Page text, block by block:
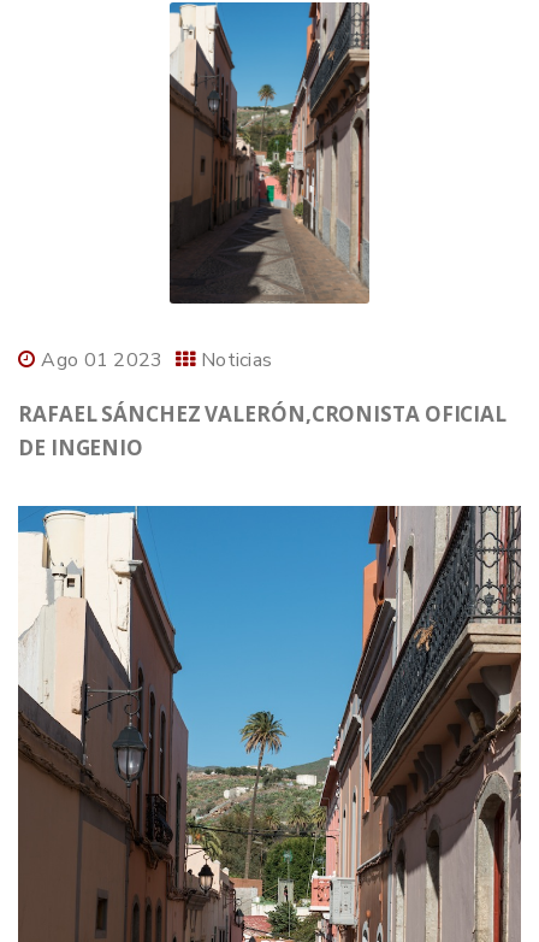
Ago 01 2023 Noticias
RAFAEL SÁNCHEZ VALERÓN,CRONISTA OFICIAL
DE INGENIO